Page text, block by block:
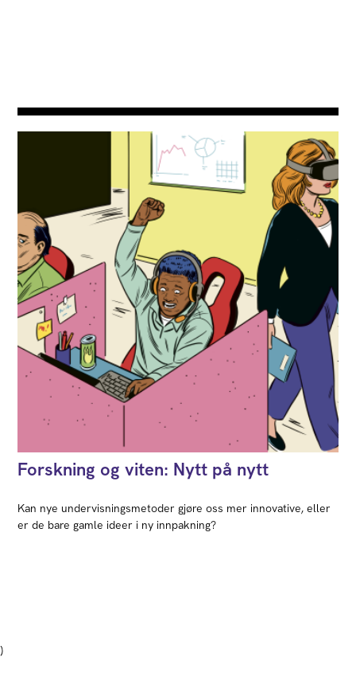
Forskning og viten: Nytt på nytt
Kan nye undervisnings­metoder gjøre oss mer innovative, eller
er de bare gamle ideer i ny innpakning?
)